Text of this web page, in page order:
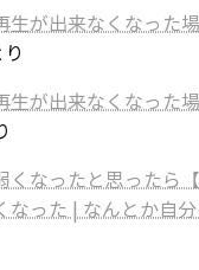
生が出来なくなった
生が出来なくなった
なったと思ったら【
なった | なんとか自